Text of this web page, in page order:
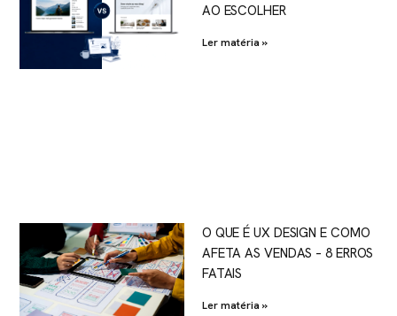
AO ESCOLHER
Ler matéria »
O QUE É UX DESIGN E COMO
AFETA AS VENDAS – 8 ERROS
FATAIS
Ler matéria »